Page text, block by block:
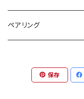
3mm幅
プラチナ９００
K18ホワイトゴールド
ペアリング
保存